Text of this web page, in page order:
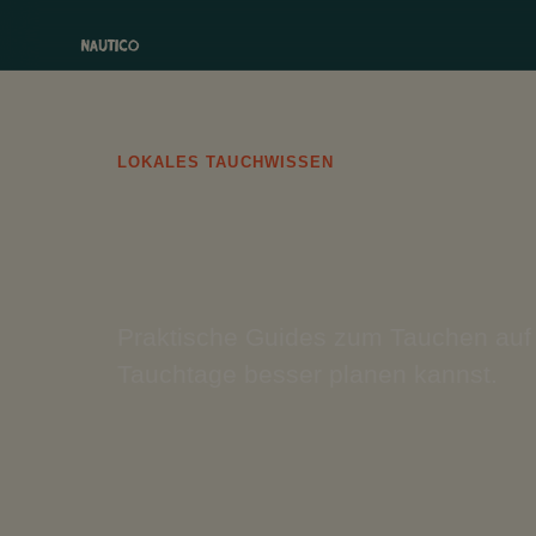
LOKALES TAUCHWISSEN